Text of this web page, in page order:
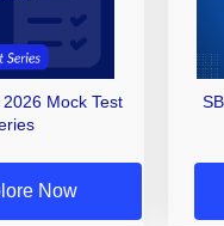
Mock Test
Now